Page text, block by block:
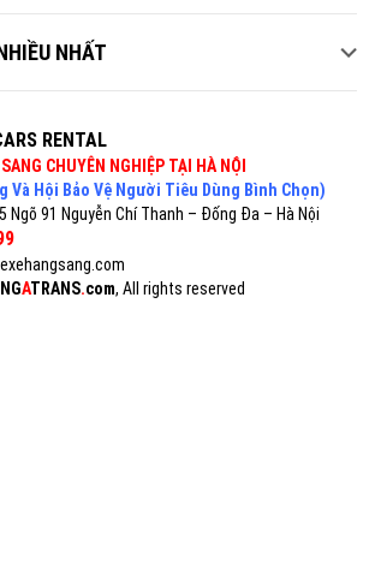
NHẤT
RENTAL
CHUYÊN NGHIỆP TẠI HÀ NỘI
Và Hội Bảo Vệ Người Tiêu Dùng Bình Chọn)
Ngõ 91 Nguyễn Chí Thanh – Đống Đa – Hà Nội
NGATRANS.com, All rights reserved